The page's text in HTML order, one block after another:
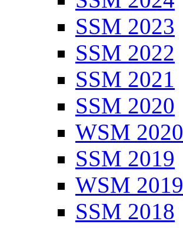
SSM 2023
SSM 2022
SSM 2021
SSM 2020
WSM 2020
SSM 2019
WSM 2019
SSM 2018